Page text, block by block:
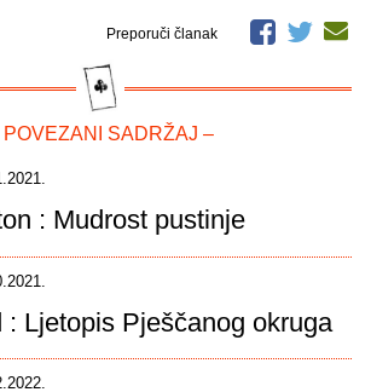
Preporuči članak
POVEZANI SADRŽAJ –
: Mudrost pustinje
: Ljetopis Pješčanog okruga